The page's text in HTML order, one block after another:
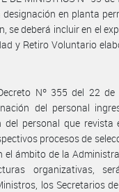
en planta
se deberá incluir en el
y Retiro Voluntario
Nº 355 del 22
del personal
del personal que
procesos de
el ámbito de la
organizativas,
los Secretarios de